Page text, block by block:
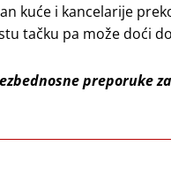
kuće i kancelarije
tačku pa može doći
preporuke